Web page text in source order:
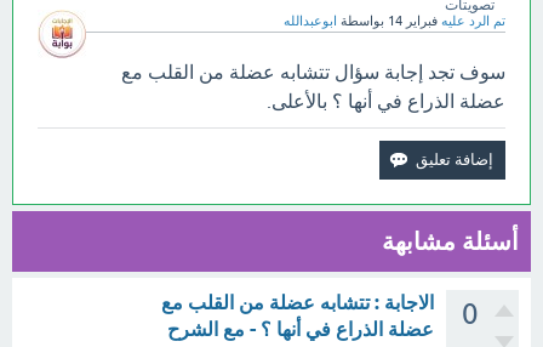
تصويتات
تم الرد عليه فبراير 14 بواسطة ابوعبدالله
سوف تجد إجابة سؤال تتشابه عضلة من القلب مع
عضلة الذراع في أنها ؟ بالأعلى.
أسئلة مشابهة
0
الاجابة : تتشابه عضلة من القلب مع
عضلة الذراع في أنها ؟ - مع الشرح